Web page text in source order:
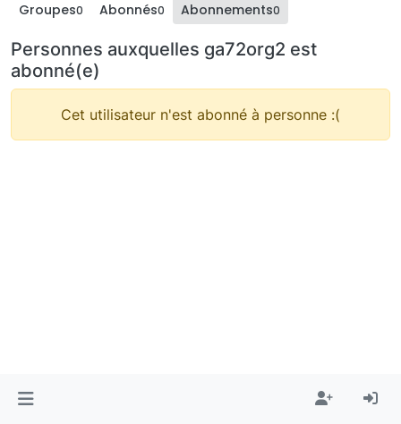
Groupes0 Abonnés0 Abonnements0
Personnes auxquelles ga72org2 est
abonné(e)
Cet utilisateur n'est abonné à personne :(